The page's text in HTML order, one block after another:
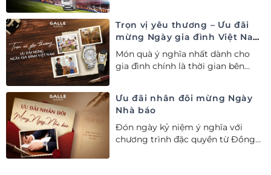
Trọn vị yêu thương – Ưu đãi
mừng Ngày gia đình Việt Nam
28/06
Món quà ý nghĩa nhất dành cho
gia đình chính là thời gian bên
Gia đình Việt Nam.
Ưu đãi nhân đôi mừng Ngày
Nhà báo
Đón ngày kỷ niệm ý nghĩa với
chương trình đặc quyền từ Đồng